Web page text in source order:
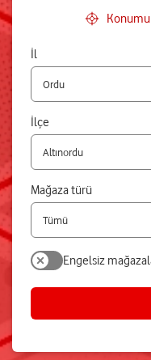
İl
İlçe
Mağaza türü
Engelsiz